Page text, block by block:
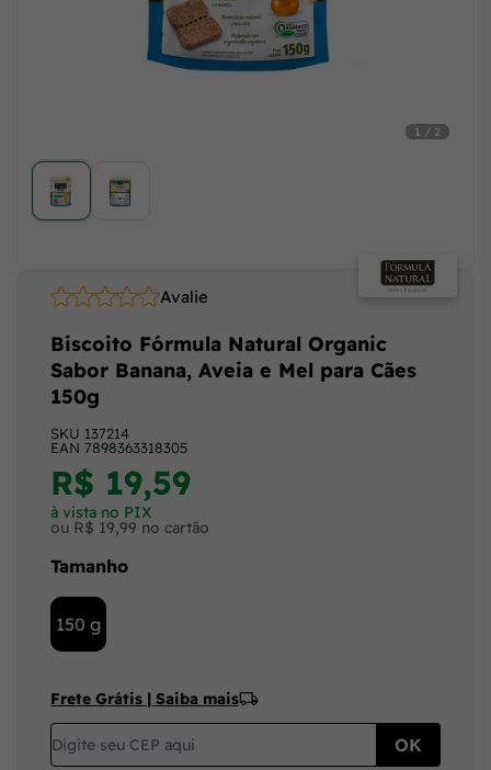
1 / 2
Avalie
SKU 137214
EAN 7898363318305
Biscoito Fórmula Natural Organic
Sabor Banana, Aveia e Mel para Cães
150g
R$ 19,59
à vista no PIX
ou R$ 19,99 no cartão
Frete Grátis | Saiba mais
Tamanho
150 g